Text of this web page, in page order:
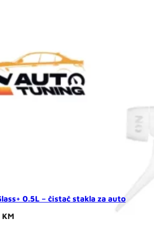
0.5L – čistač stakla za auto
KM